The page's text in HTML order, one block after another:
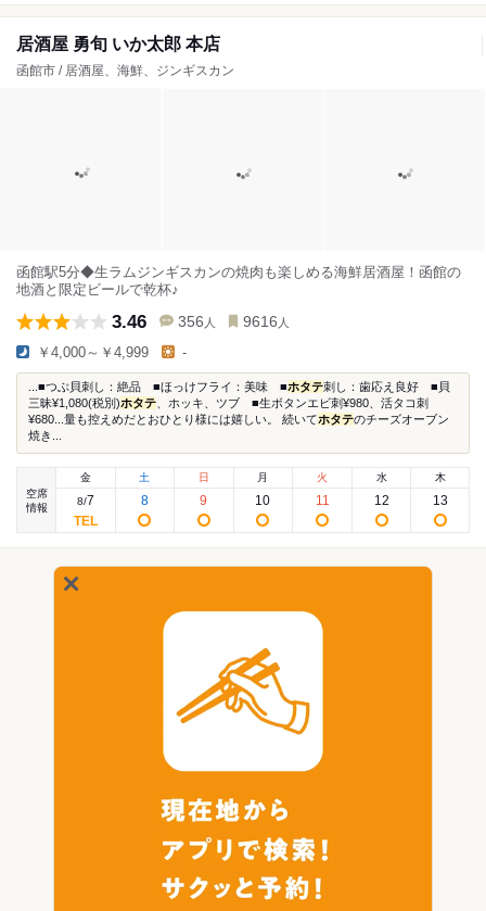
居酒屋 勇旬 いか太郎 本店
函館市 / 居酒屋、海鮮、ジンギスカン
函館駅5分◆生ラムジンギスカンの焼肉も楽しめる海鮮居酒屋！函館の
地酒と限定ビールで乾杯♪
3.46 356 人 9616 人
￥4,000～￥4,999 -
...■つぶ貝刺し：絶品 ■ほっけフライ：美味 ■ホタテ刺し：歯応え良好 ■貝
三昧¥1,080(税別)ホタテ 、ホッキ、ツブ ■生ボタンエビ刺¥980、活タコ刺
¥680...量も控えめだとおひとり様には嬉しい。 続いてホタテのチーズオーブン
焼き...
空席
情報
金
8/7
土
8
日
9
月
10
火
11
水
12
木
13